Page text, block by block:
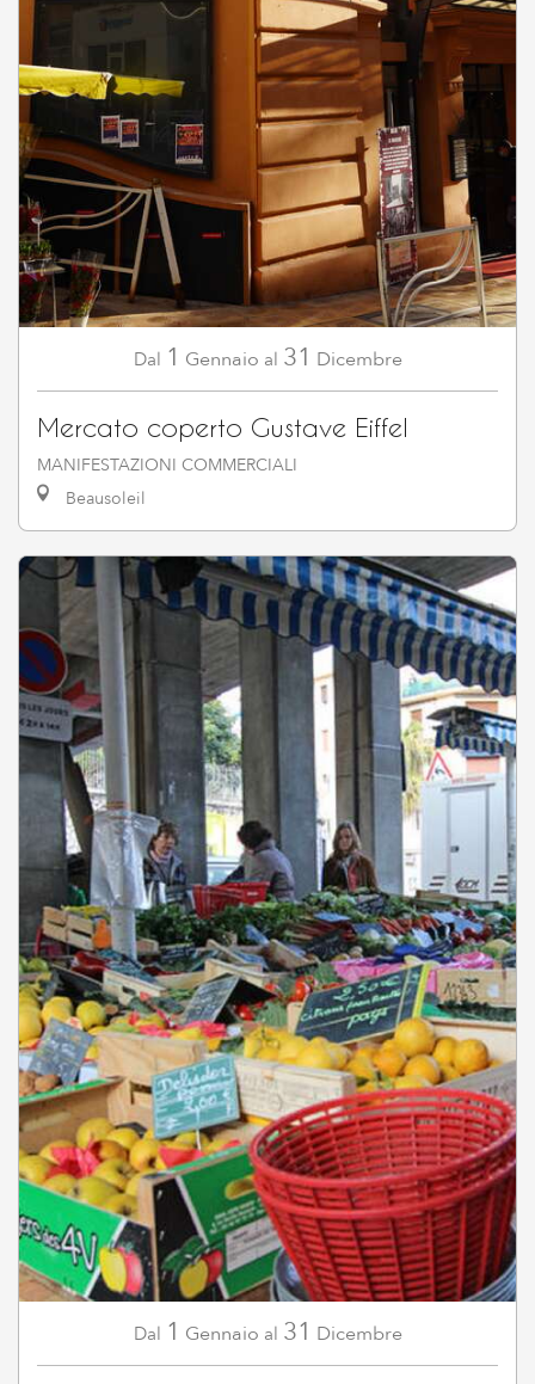
Dal 1 Gennaio al 31 Dicembre
Mercato coperto Gustave Eiffel
MANIFESTAZIONI COMMERCIALI
Beausoleil
Dal 1 Gennaio al 31 Dicembre